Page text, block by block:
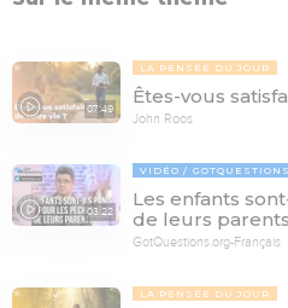
07:49
LA PENSÉE DU JOUR
Êtes-vous
John Roos
03:22
VIDÉO
Les enfants
de leurs
GotQuestions.org-Français
LA PENSÉE DU JOUR